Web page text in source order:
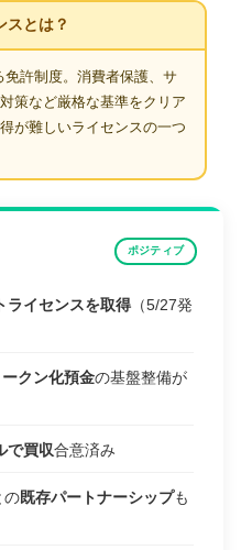
スとは？
免許制度。消費者保護、サ
策など厳格な基準をクリア
が難しいライセンスの一つ
ポジティブ
ライセンスを取得（5/27発
ークン化預金の基盤整備が
で買収合意済み
の既存パートナーシップも